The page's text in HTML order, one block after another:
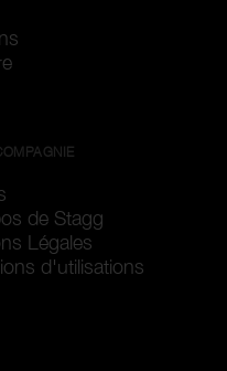
de Stagg
Légales
d'utilisations